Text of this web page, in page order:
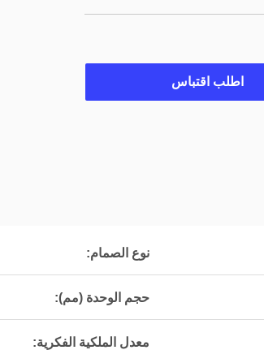
اطلب اقتباس
نوع الصمام:
حجم الوحدة (مم):
معدل الملكية الفكرية: